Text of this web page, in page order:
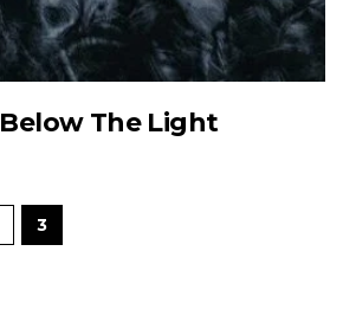
Below The Light
3